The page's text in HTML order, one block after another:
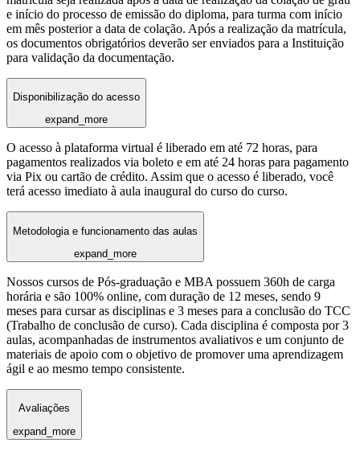
e início do processo de emissão do diploma, para turma com início
em mês posterior a data de colação. Após a realização da matrícula,
os documentos obrigatórios deverão ser enviados para a Instituição
para validação da documentação.
Disponibilização do acesso
expand_more
O acesso à plataforma virtual é liberado em até 72 horas, para
pagamentos realizados via boleto e em até 24 horas para pagamento
via Pix ou cartão de crédito. Assim que o acesso é liberado, você
terá acesso imediato à aula inaugural do curso do curso.
Metodologia e funcionamento das aulas
expand_more
Nossos cursos de Pós-graduação e MBA possuem 360h de carga
horária e são 100% online, com duração de 12 meses, sendo 9
meses para cursar as disciplinas e 3 meses para a conclusão do TCC
(Trabalho de conclusão de curso). Cada disciplina é composta por 3
aulas, acompanhadas de instrumentos avaliativos e um conjunto de
materiais de apoio com o objetivo de promover uma aprendizagem
ágil e ao mesmo tempo consistente.
Avaliações
expand_more